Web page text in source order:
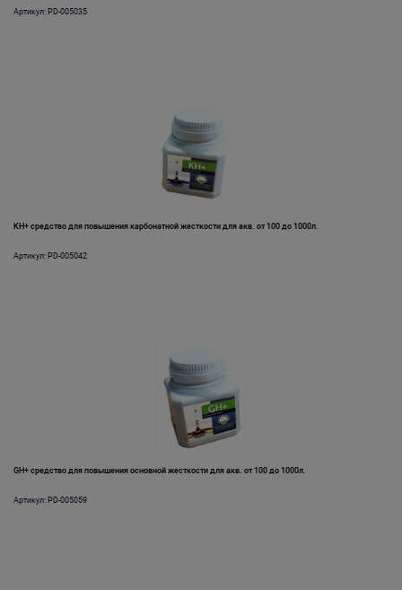
Артикул: PD-005035
KH+ средство для повышения карбонатной жесткости для акв. от 100 до 1000л.
Артикул: PD-005042
GH+ средство для повышения основной жесткости для акв. от 100 до 1000л.
Артикул: PD-005059